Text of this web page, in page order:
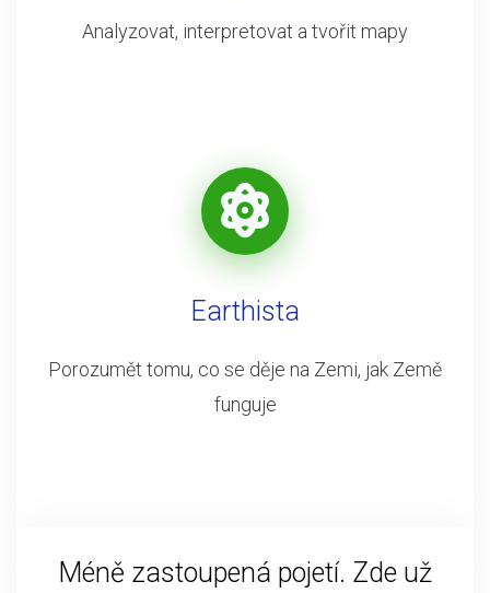
Analyzovat, interpretovat a tvořit mapy
Earthista
Porozumět tomu, co se děje na Zemi, jak Země
funguje
Méně zastoupená pojetí. Zde už